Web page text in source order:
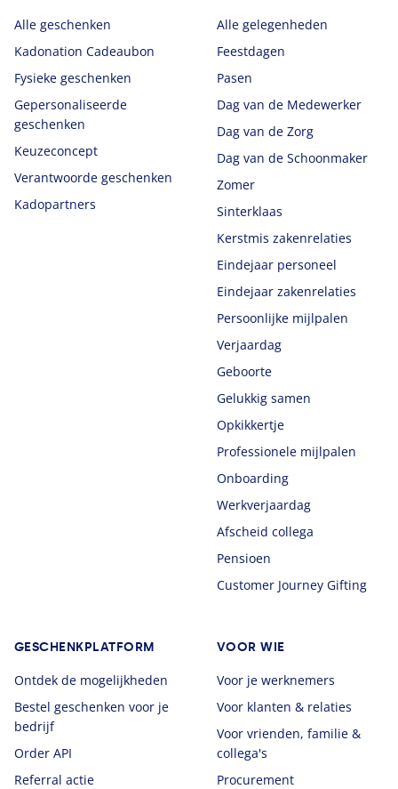
Alle geschenken
Kadonation Cadeaubon
Fysieke geschenken
Gepersonaliseerde
geschenken
Keuzeconcept
Verantwoorde geschenken
Kadopartners
Alle gelegenheden
Feestdagen
Pasen
Dag van de Medewerker
Dag van de Zorg
Dag van de Schoonmaker
Zomer
Sinterklaas
Kerstmis zakenrelaties
Eindejaar personeel
Eindejaar zakenrelaties
Persoonlijke mijlpalen
Verjaardag
Geboorte
Gelukkig samen
Opkikkertje
Professionele mijlpalen
Onboarding
Werkverjaardag
Afscheid collega
Pensioen
Customer Journey Gifting
GESCHENKPLATFORM
Ontdek de mogelijkheden
Bestel geschenken voor je
bedrijf
Order API
Referral actie
VOOR WIE
Voor je werknemers
Voor klanten & relaties
Voor vrienden, familie &
collega's
Procurement